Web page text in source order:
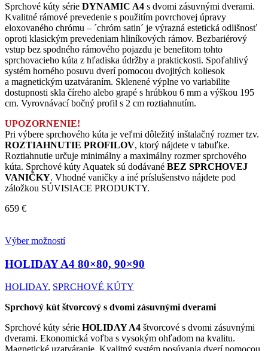
Sprchové kúty série DYNAMIC A4 s dvomi zásuvnými dverami.
Kvalitné rámové prevedenie s použitím povrchovej úpravy
eloxovaného chrómu – ´chróm satin´ je výrazná estetická odlišnosť
oproti klasickým prevedeniam hliníkových rámov. Bezbariérový
vstup bez spodného rámového pojazdu je benefitom tohto
sprchovacieho kúta z hľadiska údržby a praktickosti. Spoľahlivý
systém horného posuvu dverí pomocou dvojitých koliesok
a magnetickým uzatváraním. Sklenené výplne vo variabilite
dostupnosti skla číreho alebo grapé s hrúbkou 6 mm a výškou 195
cm. Vyrovnávací bočný profil s 2 cm roztiahnutím.
UPOZORNENIE!
Pri výbere sprchového kúta je veľmi dôležitý inštalačný rozmer tzv.
ROZTIAHNUTIE PROFILOV, ktorý nájdete v tabuľke.
Roztiahnutie určuje minimálny a maximálny rozmer sprchového
kúta. Sprchové kúty Aquatek sú dodávané BEZ SPRCHOVEJ
VANIČKY. Vhodné vaničky a iné príslušenstvo nájdete pod
záložkou SÚVISIACE PRODUKTY.
659 €
Výber možností
HOLIDAY A4 80×80, 90×90
HOLIDAY, SPRCHOVÉ KÚTY
Sprchový kút štvorcový s dvomi zásuvnými dverami
Sprchové kúty série HOLIDAY A4 štvorcové s dvomi zásuvnými
dverami. Ekonomická voľba s vysokým ohľadom na kvalitu.